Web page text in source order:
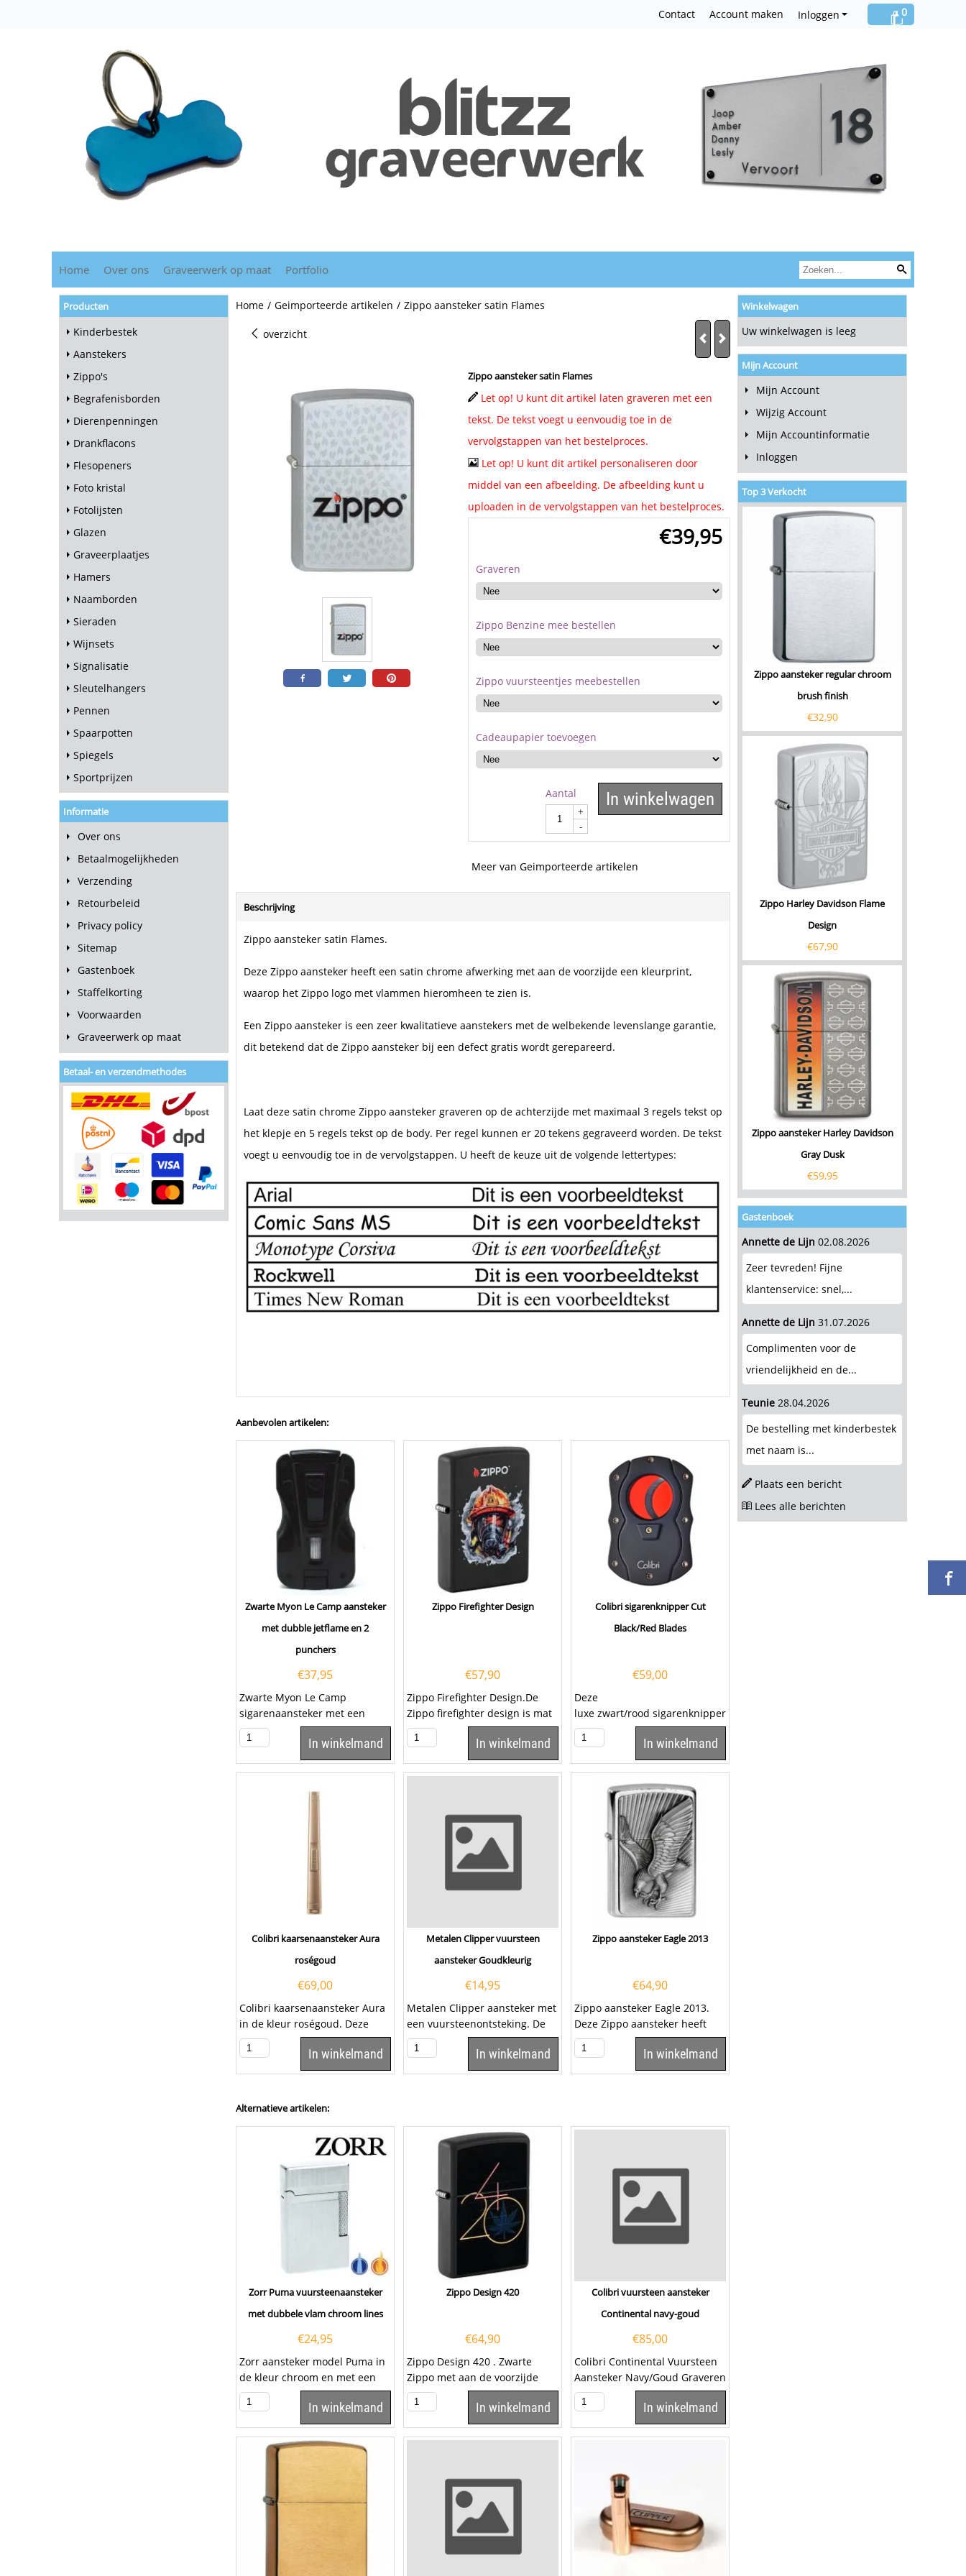
0
Inloggen
Contact Account maken
Home Over ons Graveerwerk op maat Portfolio
Producten
Kinderbestek
Aanstekers
Zippo's
Begrafenisborden
Dierenpenningen
Drankflacons
Flesopeners
Foto kristal
Fotolijsten
Glazen
Graveerplaatjes
Hamers
Naamborden
Sieraden
Wijnsets
Signalisatie
Sleutelhangers
Pennen
Spaarpotten
Spiegels
Sportprijzen
Informatie
Over ons
Betaalmogelijkheden
Verzending
Retourbeleid
Privacy policy
Sitemap
Gastenboek
Staffelkorting
Voorwaarden
Graveerwerk op maat
Betaal- en verzendmethodes
Home / Geimporteerde artikelen / Zippo aansteker satin Flames
overzicht
Zippo aansteker satin Flames
Let op! U kunt dit artikel laten graveren met een
tekst. De tekst voegt u eenvoudig toe in de
vervolgstappen van het bestelproces.
Let op! U kunt dit artikel personaliseren door
middel van een afbeelding. De afbeelding kunt u
uploaden in de vervolgstappen van het bestelproces.
€39,95
Graveren
Zippo Benzine mee bestellen
Zippo vuursteentjes meebestellen
Cadeaupapier toevoegen
Aantal
+
-
In winkelwagen
Meer van Geimporteerde artikelen
Beschrijving
Zippo aansteker satin Flames.
Deze Zippo aansteker heeft een satin chrome afwerking met aan de voorzijde een kleurprint,
waarop het Zippo logo met vlammen hieromheen te zien is.
Een Zippo aansteker is een zeer kwalitatieve aanstekers met de welbekende levenslange garantie,
dit betekend dat de Zippo aansteker bij een defect gratis wordt gerepareerd.
Laat deze satin chrome Zippo aansteker graveren op de achterzijde met maximaal 3 regels tekst op
het klepje en 5 regels tekst op de body. Per regel kunnen er 20 tekens gegraveerd worden. De tekst
voegt u eenvoudig toe in de vervolgstappen. U heeft de keuze uit de volgende lettertypes:
Aanbevolen artikelen:
Zwarte Myon Le Camp aansteker
met dubble jetflame en 2
punchers
€37,95
Zwarte Myon Le Camp
sigarenaansteker met een
elektrische ontsteking en twee
krachtige jet vlammen....
In winkelmand
Zippo Firefighter Design
€57,90
Zippo Firefighter Design.De
Zippo firefighter design is mat
zwart afgewerkt met aan de
voorzijde...
In winkelmand
Colibri sigarenknipper Cut
Black/Red Blades
€59,00
Deze
luxe zwart/rood sigarenknipper
Colibri Cut Blades is voorzien
van twee...
In winkelmand
Colibri kaarsenaansteker Aura
roségoud
€69,00
Colibri kaarsenaansteker Aura
in de kleur roségoud. Deze
Colibri aansteker heeft een...
In winkelmand
Metalen Clipper vuursteen
aansteker Goudkleurig
€14,95
Metalen Clipper aansteker met
een vuursteenontsteking. De
aansteker geeft een prachtige
soft...
In winkelmand
Zippo aansteker Eagle 2013
€64,90
Zippo aansteker Eagle 2013.
Deze Zippo aansteker heeft
een geborsteld chromen
afwerking en aan...In winkelmand
Alternatieve artikelen:
Zorr Puma vuursteenaansteker
met dubbele vlam chroom lines
€24,95
Zorr aansteker model Puma in
de kleur chroom en met een
gestreept design aan de
voorkant en...
In winkelmand
Zippo Design 420
€64,90
Zippo Design 420 . Zwarte
Zippo met aan de voorzijde
een opdruk van het getal 420.
Deze Zippo...
In winkelmand
Colibri vuursteen aansteker
Continental navy-goud
€85,00
Colibri Continental Vuursteen
Aansteker Navy/Goud Graveren
– Luxe Cadeau met NaamOp
zoek naar een...In winkelmand
Winkelwagen
Uw winkelwagen is leeg
Mijn Account
Mijn Account
Wijzig Account
Mijn Accountinformatie
Inloggen
Top 3 Verkocht
Zippo aansteker regular chroom
brush finish
€32,90
Zippo Harley Davidson Flame
Design
€67,90
Zippo aansteker Harley Davidson
Gray Dusk
€59,95
Gastenboek
Annette de Lijn 02.08.2026
Zeer tevreden! Fijne
klantenservice: snel,...
Annette de Lijn 31.07.2026
Complimenten voor de
vriendelijkheid en de...
Teunie 28.04.2026
De bestelling met kinderbestek
met naam is...
Plaats een bericht
Lees alle berichten